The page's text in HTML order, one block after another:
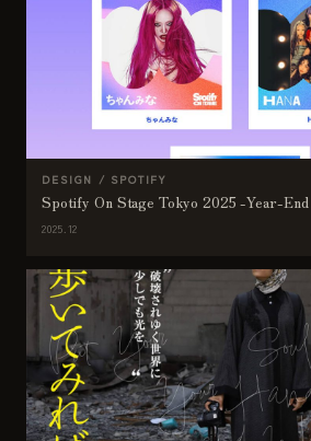
DESIGN / SPOTIFY
Spotify On Stage Tokyo 2025 -Year-
2025.12